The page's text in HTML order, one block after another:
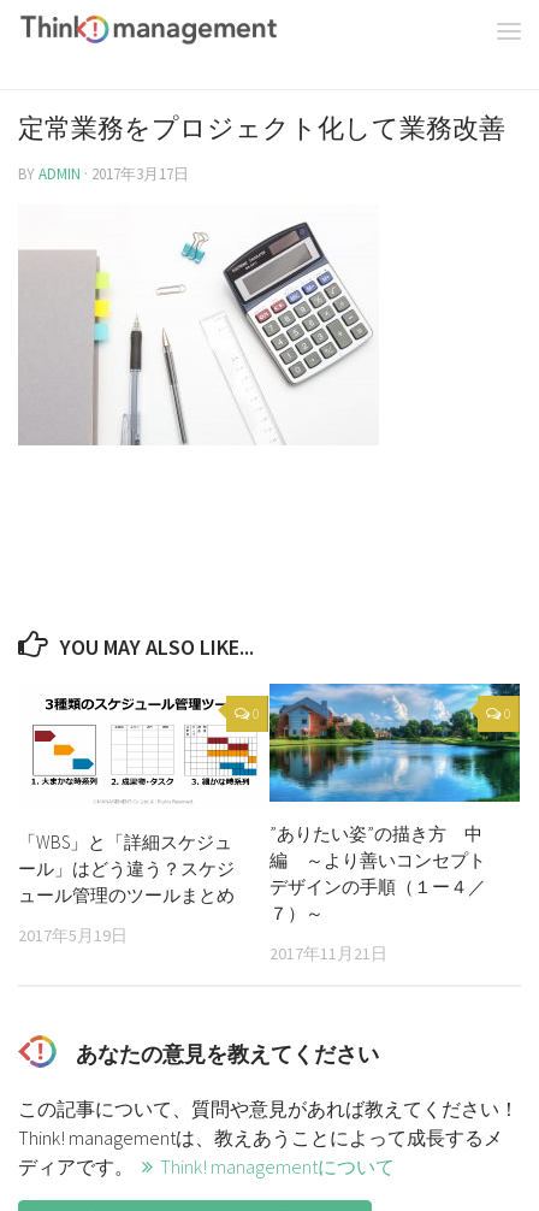
定常業務をプロジェクト化して業務改善
BYADMIN · 2017年3月17日
YOU MAY ALSO LIKE...
0
「WBS」と「詳細スケジュ
ール」はどう違う？スケジ
ュール管理のツールまとめ
2017年5月19日
0
”ありたい姿”の描き方 中
編 ～より善いコンセプト
デザインの手順（１ー４／
７）～
2017年11月21日
あなたの意見を教えてください
この記事について、質問や意見があれば教えてください！
Think! managementは、教えあうことによって成長するメ
ディアです。
Think! managementについて